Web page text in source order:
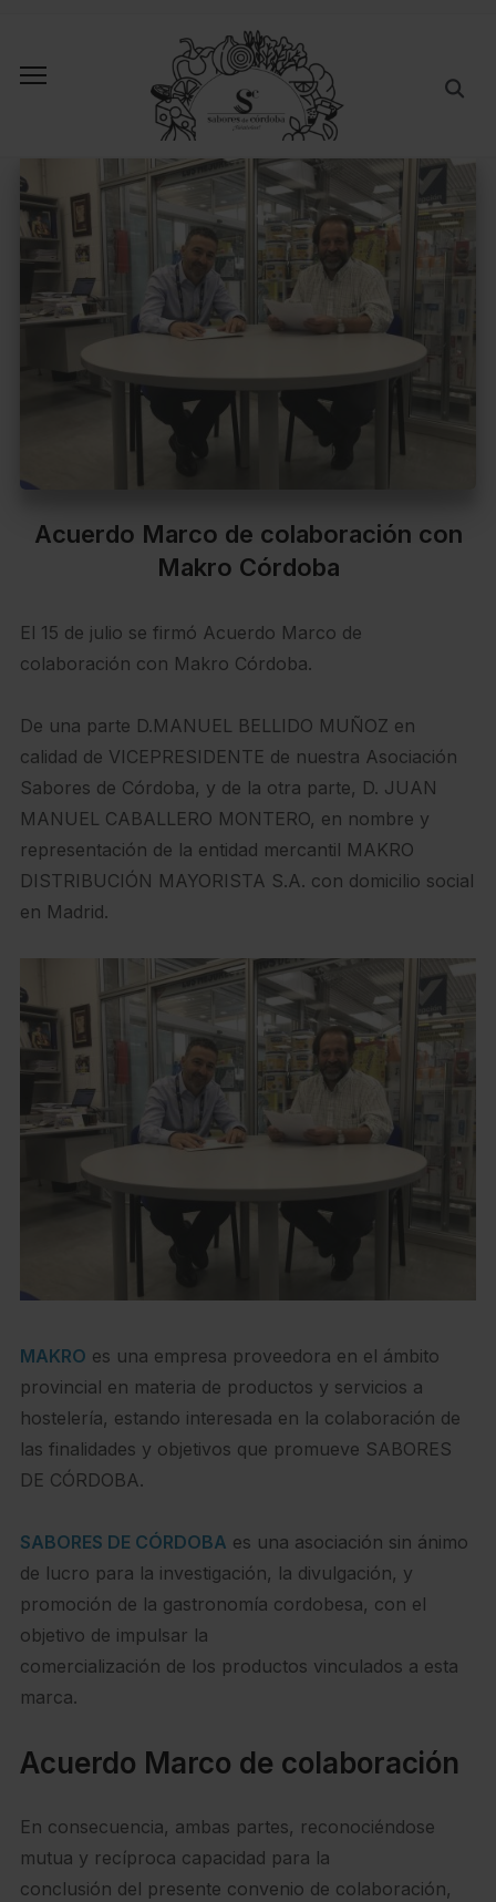
Acuerdo Marco de colaboración con
Makro Córdoba
El 15 de julio se firmó Acuerdo Marco de
colaboración con Makro Córdoba.
De una parte D.MANUEL BELLIDO MUÑOZ en
calidad de VICEPRESIDENTE de nuestra Asociación
Sabores de Córdoba, y de la otra parte, D. JUAN
MANUEL CABALLERO MONTERO, en nombre y
representación de la entidad mercantil MAKRO
DISTRIBUCIÓN MAYORISTA S.A. con domicilio social
en Madrid.
MAKRO es una empresa proveedora en el ámbito
provincial en materia de productos y servicios a
hostelería, estando interesada en la colaboración de
las finalidades y objetivos que promueve SABORES
DE CÓRDOBA.
SABORES DE CÓRDOBA es una asociación sin ánimo
de lucro para la investigación, la divulgación, y
promoción de la gastronomía cordobesa, con el
objetivo de impulsar la
comercialización de los productos vinculados a esta
marca.
Acuerdo Marco de colaboración
En consecuencia, ambas partes, reconociéndose
mutua y recíproca capacidad para la
conclusión del presente convenio de colaboración,